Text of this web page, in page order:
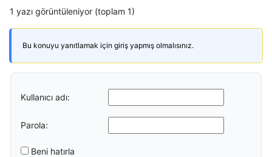
1 yazı görüntüleniyor (toplam 1)
Bu konuyu yanıtlamak için giriş yapmış olmalısınız.
Kullanıcı adı:
Parola:
Beni hatırla